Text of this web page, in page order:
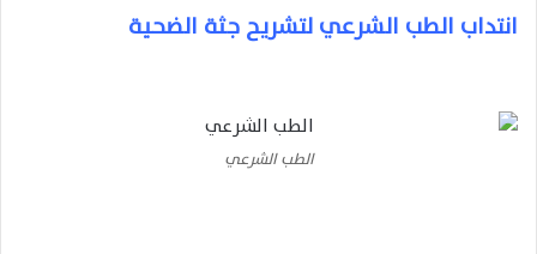
انتداب الطب الشرعي لتشريح جثة الضحية
الطب الشرعي